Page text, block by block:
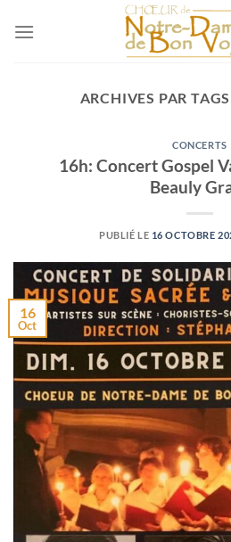
ARCHIVES PAR
CONCERTS
16h: Concert Gospel
Beauly
PUBLIÉ LE 16 OCTOBRE
16
Oct